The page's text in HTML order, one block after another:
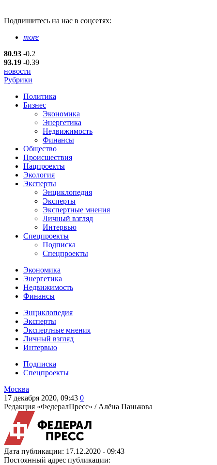
Подпишитесь на нас в соцсетях:
more
80.93 -0.2
93.19 -0.39
новости
Рубрики
Политика
Бизнес
Экономика
Энергетика
Недвижимость
Финансы
Общество
Происшествия
Нацпроекты
Экология
Эксперты
Энциклопедия
Эксперты
Экспертные мнения
Личный взгляд
Интервью
Спецпроекты
Подписка
Спецпроекты
Экономика
Энергетика
Недвижимость
Финансы
Энциклопедия
Эксперты
Экспертные мнения
Личный взгляд
Интервью
Подписка
Спецпроекты
Москва
17 декабря 2020, 09:43 0
Редакция «ФедералПресс» / Алёна Панькова
Дата публикации: 17.12.2020 - 09:43
Постоянный адрес публикации: